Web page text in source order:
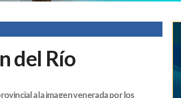
del Río
a la imagen venerada por los